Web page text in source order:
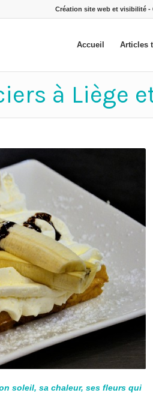
Création site web et visibilité -
Accueil Articles
à Liège
soleil, sa chaleur, ses fleurs qui